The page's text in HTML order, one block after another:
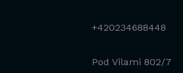
+420234688448
Pod Vilami 802/7